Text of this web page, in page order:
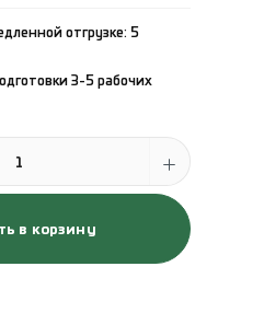
отгрузке: 5
3-5 рабочих
желаемое количество или
в корзину